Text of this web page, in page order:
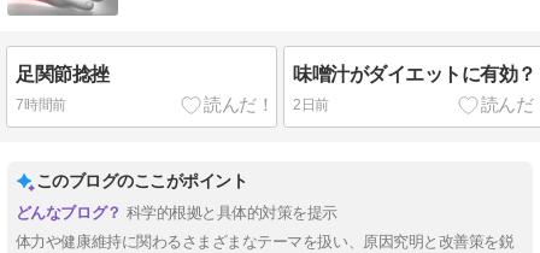
足関節捻挫
7時間前
味噌汁がダイエットに有効？
2日前
このブログのここがポイント
科学的根拠と具体的対策を提示
体力や健康維持に関わるさまざまなテーマを扱い、原因究明と改善策を鋭